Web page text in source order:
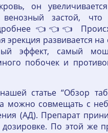
он
застой, что
👈👈👈
эрекция развивается
эффект, самый
побочек и
статье “Обзор
можно совмещать с
(АД). Препарат
дозировке. По этой же